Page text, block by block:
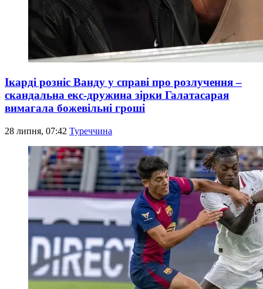
Ікарді розніс Ванду у справі про розлучення –
скандальна екс-дружина зірки Галатасарая
вимагала божевільні гроші
28 липня, 07:42 Туреччина